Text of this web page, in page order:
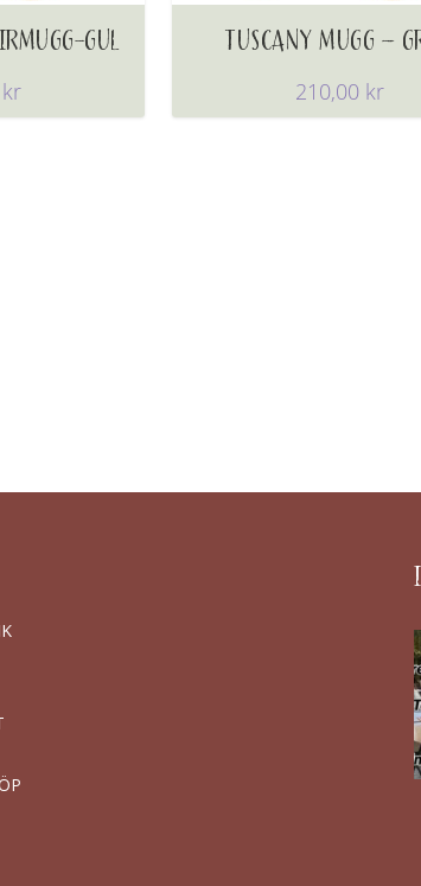
GUL
kr
TUSCANY MUGG –
210,00 kr